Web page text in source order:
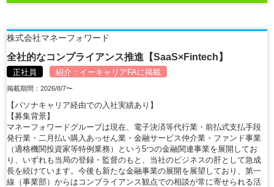
株式会社マネーフォワード
全社的なコンプライアンス推進【SaaS×Fintech】
正社員 紹介： イーキャリアFAに掲載
掲載期間：2026/8/7〜
【パソナキャリア経由での入社実績あり】
【募集背景】
マネーフォワードグループは現在、電子決済等代行業・前払式支払手段
発行業・二月払い購入あっせん業・金融サービス仲介業・ファンド事業
（適格機関投資家等特例業務）という5つの金融関連事業を展開してお
り、いずれも当局の登録・監督のもと、当社のビジネスの肝として急成
長を続けています。今後も新たな金融事業の展開を展望しており、第一
線（事業部）からはコンプライアンス観点での相談が常に寄せられる活